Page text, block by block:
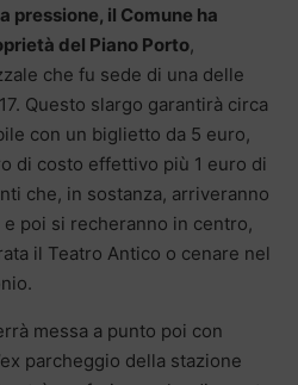
pressione, il Comune ha
del Piano Porto,
che fu sede di una delle
Questo slargo garantirà circa
con un biglietto da 5 euro,
di costo effettivo più 1 euro di
che, in sostanza, arriveranno
poi si recheranno in centro,
il Teatro Antico o cenare nel
messa a punto poi con
parcheggio della stazione